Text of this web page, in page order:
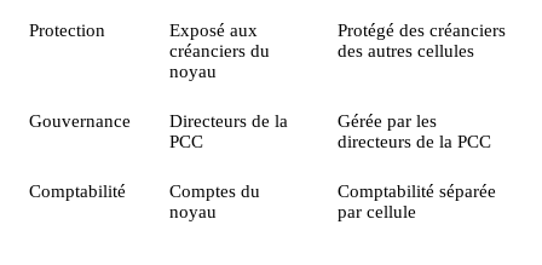
Protection
Exposé aux
créanciers du
noyau
Protégé des créanciers
des autres cellules
Gouvernance
Directeurs de la
PCC
Gérée par les
directeurs de la PCC
Comptabilité
Comptes du
noyau
Comptabilité séparée
par cellule